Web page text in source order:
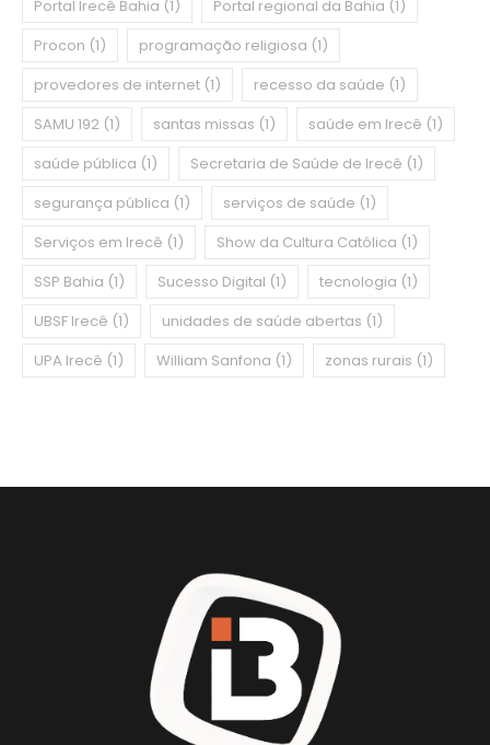
Portal Irecê Bahia (1) Portal regional da Bahia (1)
Procon (1) programação religiosa (1)
provedores de internet (1) recesso da saúde (1)
SAMU 192 (1) santas missas (1) saúde em Irecê (1)
saúde pública (1) Secretaria de Saúde de Irecê (1)
segurança pública (1) serviços de saúde (1)
Serviços em Irecê (1) Show da Cultura Católica (1)
SSP Bahia (1) Sucesso Digital (1) tecnologia (1)
UBSF Irecê (1) unidades de saúde abertas (1)
UPA Irecê (1) William Sanfona (1) zonas rurais (1)